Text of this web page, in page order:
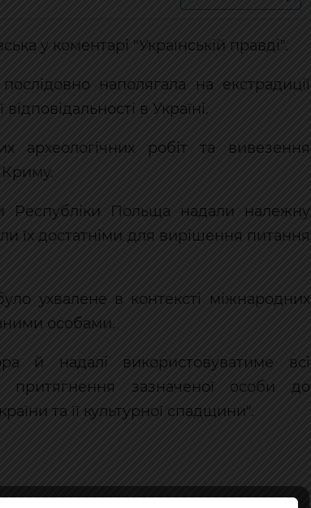
у коментарі "Українській правді".
наполягала на екстрадиції
в Україні.
робіт та вивезення
Криму.
Республіки Польща надали належну
їх достатніми для вирішення питання
ухвалене в контексті міжнародних
особами.
й надалі використовуватиме всі
притягнення зазначеної особи до
та її культурної спадщини".